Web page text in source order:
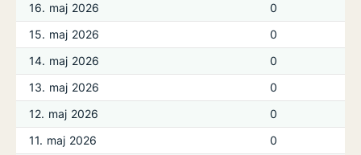
16. maj 2026
0
15. maj 2026
0
14. maj 2026
0
13. maj 2026
0
12. maj 2026
0
11. maj 2026
0